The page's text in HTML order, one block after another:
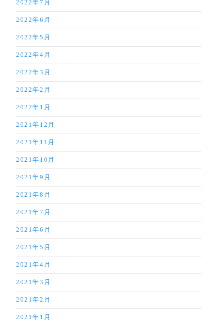
2022年7月
2022年6月
2022年5月
2022年4月
2022年3月
2022年2月
2022年1月
2021年12月
2021年11月
2021年10月
2021年9月
2021年8月
2021年7月
2021年6月
2021年5月
2021年4月
2021年3月
2021年2月
2021年1月